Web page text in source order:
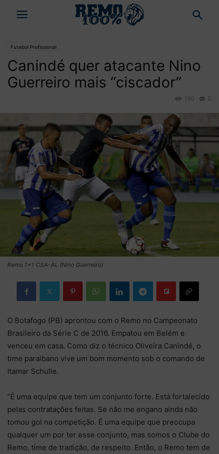
Futebol Profissional
Canindé quer atacante Nino
Guerreiro mais “ciscador”
0
190
Remo 1x1 CSA-AL (Nino Guerreiro)
O Botafogo (PB) aprontou com o Remo no Campeonato
Brasileiro da Série C de 2016. Empatou em Belém e
venceu em casa. Como diz o técnico Oliveira Canindé, o
time paraibano vive um bom momento sob o comando de
Itamar Schulle.
“É uma equipe que tem um conjunto forte. Está fortalecido
pelas contratações feitas. Se não me engano ainda não
tomou gol na competição. É uma equipe que preocupa
qualquer um por ter esse conjunto, mas somos o Clube do
Remo, time de tradição, de respeito. Então, o Remo tem de